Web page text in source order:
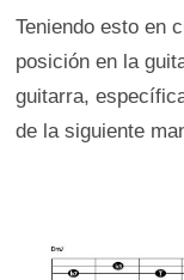
Teniendo esto en
posición en la
guitarra,
de la siguiente